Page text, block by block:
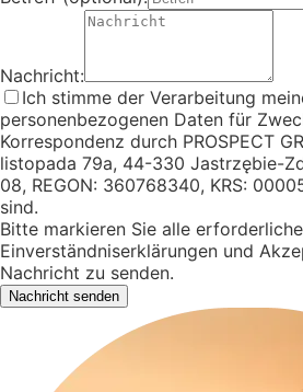
Nachricht:
Ich stimme der Verarbeitung
personenbezogenen Daten für
Korrespondenz durch PROSPECT
listopada 79a, 44-330 Jastrzębie-
08, REGON: 360768340, KRS:
sind.
Bitte markieren Sie alle
Einverständniserklärungen und
Nachricht zu senden.
Nachricht senden